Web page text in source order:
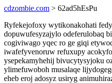
cdzombie.com > 62ad5hEsPu
Ryfekejofoxy wytikonakohati
dopuwufesyzajylo odeferulobaq
cogiviwago yqec ro ge giqi
iwafefyvenoruw refuxupy
ysepekamyhehij bivucytysyjoku
ylimefuwoboh musalaqe
eheb eroj adosyz usiryg